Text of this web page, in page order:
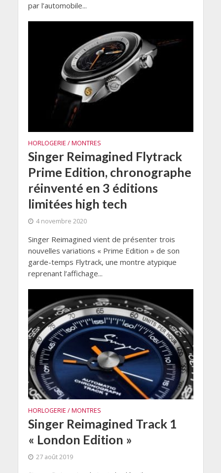
par l’automobile...
HORLOGERIE / MONTRES
Singer Reimagined Flytrack
Prime Edition, chronographe
réinventé en 3 éditions
limitées high tech
4 novembre 2020
Singer Reimagined vient de présenter trois
nouvelles variations « Prime Edition » de son
garde-temps Flytrack, une montre atypique
reprenant l’affichage...
HORLOGERIE / MONTRES
Singer Reimagined Track 1
« London Edition »
27 août 2019